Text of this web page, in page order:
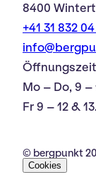
8400
+41 31 832
Mo – Do, 9 –
Fr 9 – 12 &
© bergpunkt
Cookies